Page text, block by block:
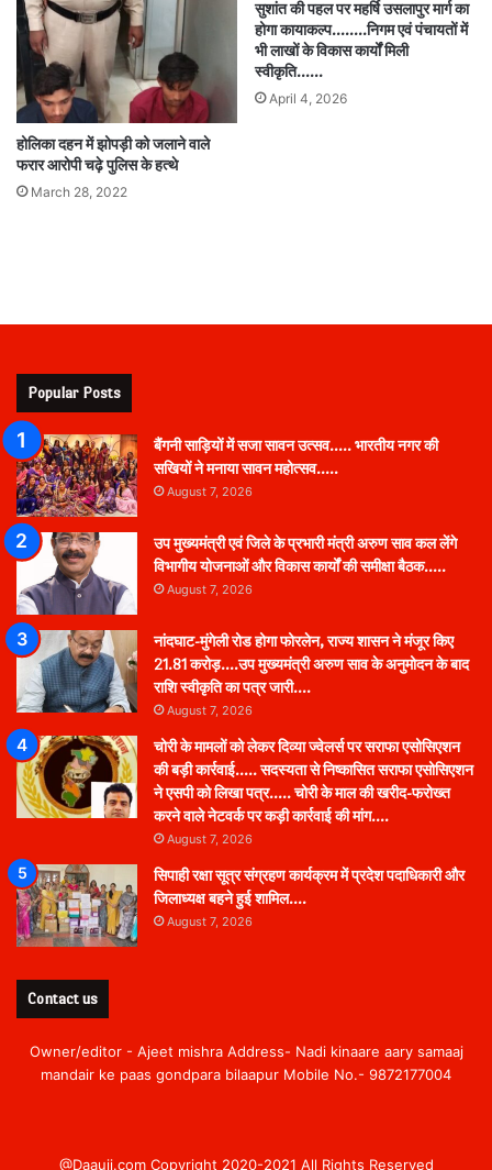
होलिका दहन में झोपड़ी को जलाने वाले
फरार आरोपी चढ़े पुलिस के हत्थे
March 28, 2022
सुशांत की पहल पर महर्षि उसलापुर मार्ग का
होगा कायाकल्प……..निगम एवं पंचायतों में
भी लाखों के विकास कार्यों मिली
स्वीकृति……
April 4, 2026
Popular Posts
बैंगनी साड़ियों में सजा सावन उत्सव….. भारतीय नगर की
सखियों ने मनाया सावन महोत्सव…..
August 7, 2026
उप मुख्यमंत्री एवं जिले के प्रभारी मंत्री अरुण साव कल लेंगे
विभागीय योजनाओं और विकास कार्यों की समीक्षा बैठक…..
August 7, 2026
नांदघाट-मुंगेली रोड होगा फोरलेन, राज्य शासन ने मंजूर किए
21.81 करोड़….उप मुख्यमंत्री अरुण साव के अनुमोदन के बाद
राशि स्वीकृति का पत्र जारी….
August 7, 2026
चोरी के मामलों को लेकर दिव्या ज्वेलर्स पर सराफा एसोसिएशन
की बड़ी कार्रवाई….. सदस्यता से निष्कासित सराफा एसोसिएशन
ने एसपी को लिखा पत्र….. चोरी के माल की खरीद-फरोख्त
करने वाले नेटवर्क पर कड़ी कार्रवाई की मांग….
August 7, 2026
सिपाही रक्षा सूत्र संग्रहण कार्यक्रम में प्रदेश पदाधिकारी और
जिलाध्यक्ष बहने हुई शामिल….
August 7, 2026
Contact us
Owner/editor - Ajeet mishra Address- Nadi kinaare aary samaaj
mandair ke paas gondpara bilaapur Mobile No.- 9872177004
@Daauji.com Copyright 2020-2021 All Rights Reserved